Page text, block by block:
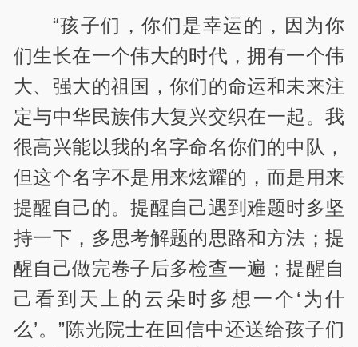
“孩子们，你们是幸运的，因为你
们生长在一个伟大的时代，拥有一个伟
大、强大的祖国，你们的命运和未来注
定与中华民族伟大复兴交织在一起。我
很高兴能以我的名字命名你们的中队，
但这个名字不是用来炫耀的，而是用来
提醒自己的。提醒自己遇到难题时多坚
持一下，多思考解题的思路和方法；提
醒自己做完卷子后多检查一遍；提醒自
己看到天上的云朵时多想一个‘为什
么’。”陈光院士在回信中还送给孩子们